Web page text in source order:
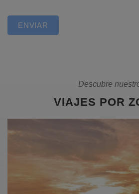
ENVIAR
Descubre
VIAJES POR